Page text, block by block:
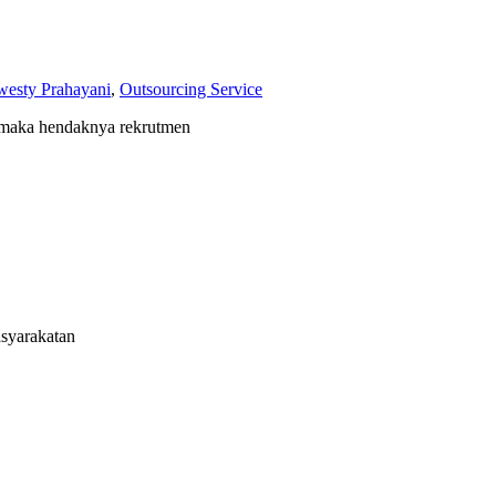
Prahayani, Outsourcing Service
hendaknya rekrutmen